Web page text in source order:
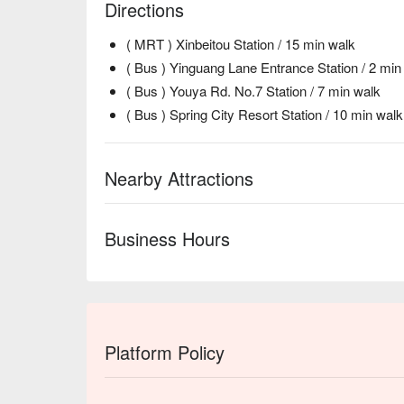
Directions
( MRT ) Xinbeitou Station / 15 min walk
( Bus ) Yinguang Lane Entrance Station / 2
( Bus ) Youya Rd. No.7 Station / 7 min walk
( Bus ) Spring City Resort Station / 10 min walk
Nearby Attractions
Business Hours
Platform Policy